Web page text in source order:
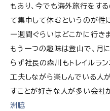
もあり、今でも海外旅行をす
て集中して休むというのが性
一週間ぐらいはどこかに行きま
もう一つの趣味は登山で、月
らず社長の森川もトレイルラン
工夫しながら楽しんでいる人
すことが好きな人が多い会社
洲脇